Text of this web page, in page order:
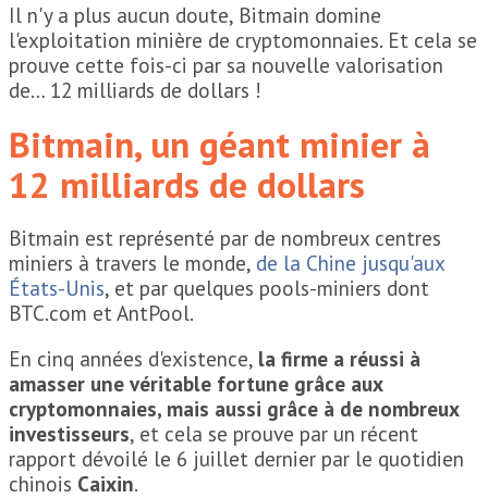
Il n'y a plus aucun doute, Bitmain domine
l'exploitation minière de cryptomonnaies. Et cela se
prouve cette fois-ci par sa nouvelle valorisation
de… 12 milliards de dollars !
Bitmain, un géant minier à
12 milliards de dollars
Bitmain est représenté par de nombreux centres
miniers à travers le monde, de la Chine jusqu'aux
États-Unis, et par quelques pools-miniers dont
BTC.com et AntPool.
En cinq années d'existence, la firme a réussi à
amasser une véritable fortune grâce aux
cryptomonnaies, mais aussi grâce à de nombreux
investisseurs, et cela se prouve par un récent
rapport dévoilé le 6 juillet dernier par le quotidien
chinois Caixin.